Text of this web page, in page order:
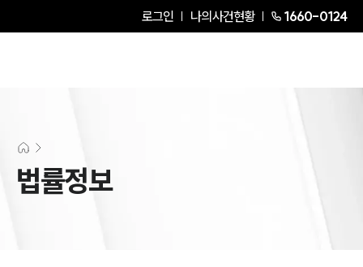
로그인 나의사건현황 1660-0124
법률정보